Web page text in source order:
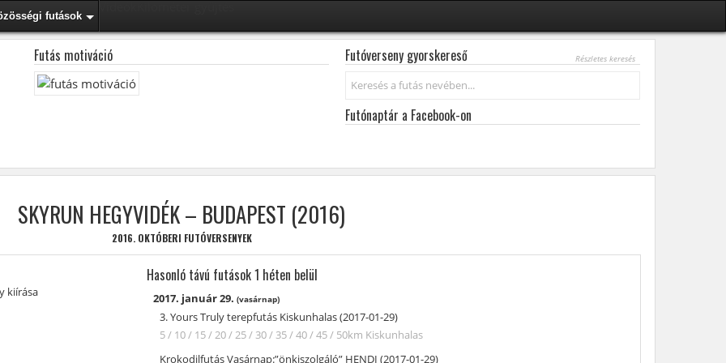
futások
Futás motiváció Futóverseny gyorskereső
Keresés...
Részletes keresés
Futónaptár a Facebook-on
SKYRUN HEGYVIDÉK – BUDAPEST (2016)
2016. OKTÓBERI FUTÓVERSENYEK
kiírása
Hasonló távú futások 1 héten belül
2017. január 29.(vasárnap)
3. Yours Truly terepfutás Kiskunhalas (2017-01-29)
5 / 10 / 15 / 20 / 25 / 30 / 35 / 40 / 45 / 50km Kiskunhalas
Krokodilfutás Vasárnap:”önkiszolgáló” HENDI (2017-01-29)